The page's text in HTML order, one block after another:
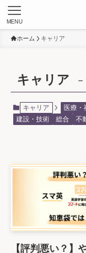
MENU
ホーム キャリア
キャリア –
キャリア 医療・
建設・技術
総合 不
【評判悪い？】